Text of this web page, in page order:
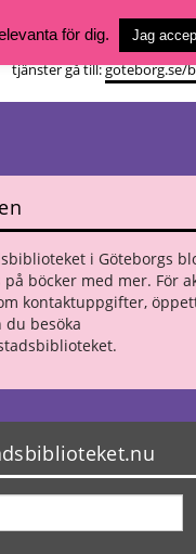
Vill du söka böcker, logga in
bibliotekskonto eller nå
tjänster gå till:goteborg.se/
i Göteborgs
böcker med mer. För
kontaktuppgifter,
du besöka
.
för dig. Jag